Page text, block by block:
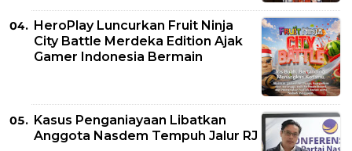
HeroPlay Luncurkan Fruit Ninja
City Battle Merdeka Edition Ajak
Gamer Indonesia Bermain
Kasus Penganiayaan Libatkan
Anggota Nasdem Tempuh Jalur RJ